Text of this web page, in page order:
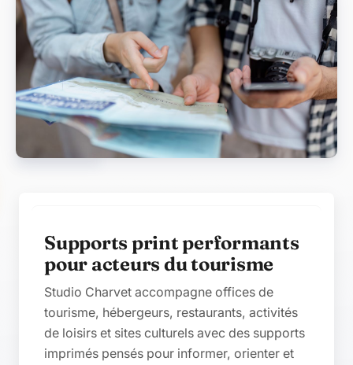
Supports print performants
pour acteurs du tourisme
Studio Charvet accompagne offices de
tourisme, hébergeurs, restaurants, activités
de loisirs et sites culturels avec des supports
imprimés pensés pour informer, orienter et